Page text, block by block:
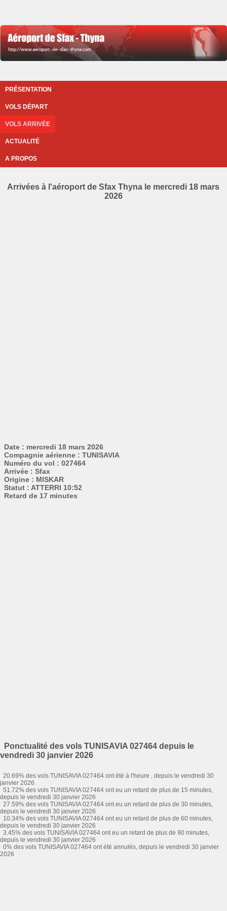
PRÉSENTATION
VOLS DÉPART
VOLS ARRIVÉE
ACTUALITÉ
A PROPOS
Arrivées à l'aéroport de Sfax Thyna le mercredi 18 mars
2026
Date : mercredi 18 mars 2026
Compagnie aérienne : TUNISAVIA
Numéro du vol : 027464
Arrivée : Sfax
Origine : MISKAR
Statut : ATTERRI 10:52
Retard de 17 minutes
Ponctualité des vols TUNISAVIA 027464 depuis le
vendredi 30 janvier 2026
20.69% des vols TUNISAVIA 027464 ont été à l'heure , depuis le vendredi 30
janvier 2026
51.72% des vols TUNISAVIA 027464 ont eu un retard de plus de 15 minutes,
depuis le vendredi 30 janvier 2026
27.59% des vols TUNISAVIA 027464 ont eu un retard de plus de 30 minutes,
depuis le vendredi 30 janvier 2026
10.34% des vols TUNISAVIA 027464 ont eu un retard de plus de 60 minutes,
depuis le vendredi 30 janvier 2026
3.45% des vols TUNISAVIA 027464 ont eu un retard de plus de 90 minutes,
depuis le vendredi 30 janvier 2026
0% des vols TUNISAVIA 027464 ont été annulés, depuis le vendredi 30 janvier
2026